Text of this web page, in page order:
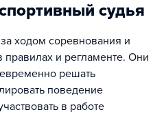
судья
ходом соревнования и
и регламенте. Они
решать
поведение
в работе